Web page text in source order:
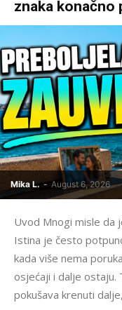
znaka
Mika L. - August 6, 2026
Uvod Mnogi misle da
Istina je često
kada više nema
osjećaji i dalje ostaju.
pokušava krenuti